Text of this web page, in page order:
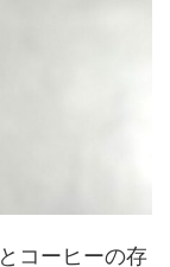
コーヒーの存